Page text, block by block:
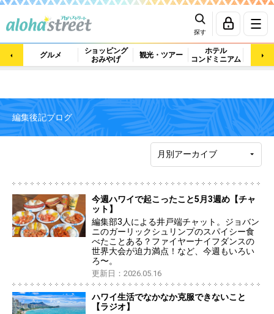
探す
グルメ
ショッピング
おみやげ
観光・ツアー
ホテル
コンドミニアム
マッ
編集後記ブログ
今週ハワイで起こったこと5月3週め【チャ
ット】
編集部3人による井戸端チャット。ジョバン
ニのガーリックシュリンプのスパイシー食
べたことある？ファイヤーナイフダンスの
世界大会が迫力満点！など、今週もいろい
ろ〜。
更新日：2026.05.16
ハワイ生活でなかなか克服できないこと
【ラジオ】